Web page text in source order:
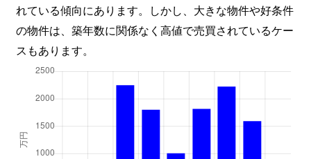
れている傾向にあります。しかし、大きな物件や好条件
の物件は、築年数に関係なく高値で売買されているケー
スもあります。